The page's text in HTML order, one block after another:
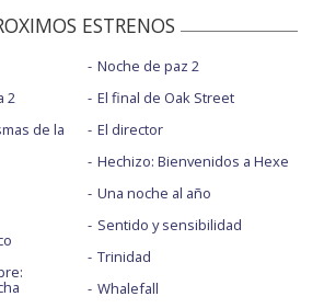
ESTRENOS
2
de la
Noche de paz 2
El final de Oak Street
El director
Hechizo: Bienvenidos a Hexe
Una noche al año
Sentido y sensibilidad
Trinidad
Whalefall